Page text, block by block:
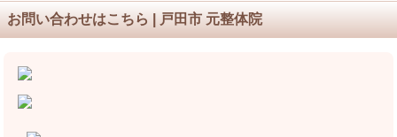
お問い合わせはこちら | 戸田市 元整体院